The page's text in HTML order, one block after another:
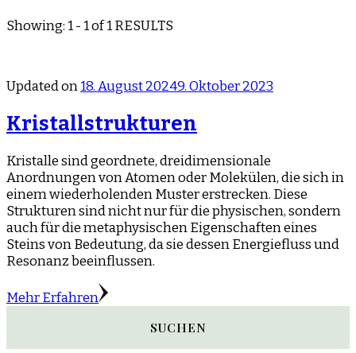
Showing: 1 - 1 of 1 RESULTS
Updated on18. August 20249. Oktober 2023
Kristallstrukturen
Kristalle sind geordnete, dreidimensionale
Anordnungen von Atomen oder Molekülen, die sich in
einem wiederholenden Muster erstrecken. Diese
Strukturen sind nicht nur für die physischen, sondern
auch für die metaphysischen Eigenschaften eines
Steins von Bedeutung, da sie dessen Energiefluss und
Resonanz beeinflussen.
Mehr Erfahren
SUCHEN